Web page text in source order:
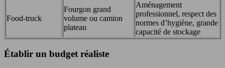
Food-truck
Fourgon grand
volume ou camion
plateau
Aménagement
professionnel, respect des
normes d’hygiène, grande
capacité de stockage
Établir un budget réaliste